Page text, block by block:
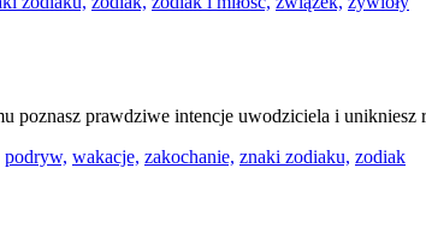
poznasz prawdziwe intencje uwodziciela i
podryw, wakacje, zakochanie, znaki zodiaku, zodiak